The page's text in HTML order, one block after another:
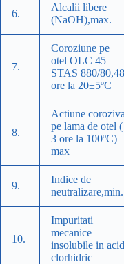
6.
Alcalii libere
(NaOH),max.
7.
Coroziune pe
otel OLC 45
STAS 880/80,48
ore la 20±5ºC
8.
Actiune coroziva
pe lama de otel (
3 ore la 100ºC)
max
9.
Indice de
neutralizare,min.
10.
Impuritati
mecanice
insolubile in acid
clorhidric